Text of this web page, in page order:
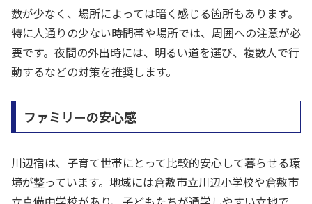
数が少なく、場所によっては暗く感じる箇所もあります。
特に人通りの少ない時間帯や場所では、周囲への注意が必
要です。夜間の外出時には、明るい道を選び、複数人で行
動するなどの対策を推奨します。
ファミリーの安心感
川辺宿は、子育て世帯にとって比較的安心して暮らせる環
境が整っています。地域には倉敷市立川辺小学校や倉敷市